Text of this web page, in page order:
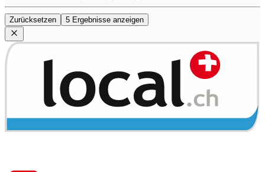
Zurücksetzen 5 Ergebnisse anzeigen